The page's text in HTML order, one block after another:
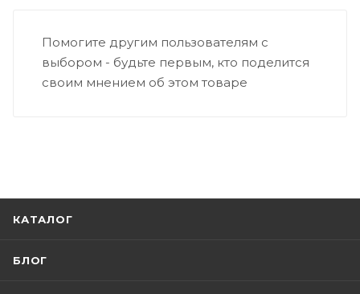
Помогите другим пользователям с
выбором - будьте первым, кто поделится
своим мнением об этом товаре
КАТАЛОГ
БЛОГ